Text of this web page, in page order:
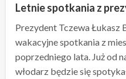
Letnie spotkania z
Prezydent Tczewa
wakacyjne spotkania z
poprzedniego lata. Już od
włodarz będzie się